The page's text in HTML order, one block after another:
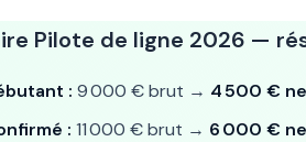
Pilote de ligne 2026 —
: 9 000 € brut → 4 500 €
: 11 000 € brut → 6 000 €